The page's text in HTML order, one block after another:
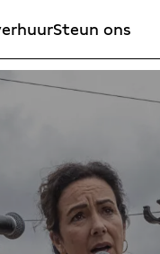
Steun ons